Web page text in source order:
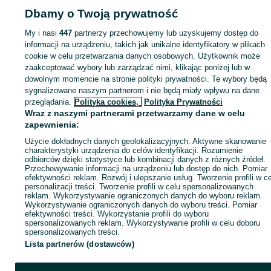
Strona główna Motoryzacja Opony i Felgi Opony
KATEGORIA
ID:1076443610 Wyświetlenia:
Zadzwoń / SMS Wyślij wiadomość
Dbamy o Twoją prywatność
My i nasi447 partnerzy przechowujemy lub uzyskujemy dostęp do
informacji na urządzeniu, takich jak unikalne identyfikatory w plikach
cookie w celu przetwarzania danych osobowych. Użytkownik może
zaakceptować wybory lub zarządzać nimi, klikając poniżej lub w
dowolnym momencie na stronie polityki prywatności. Te wybory będą
sygnalizowane naszym partnerom i nie będą miały wpływu na dane
przeglądania. Polityka cookies, Polityka Prywatności
Wraz z naszymi partnerami przetwarzamy dane w celu
zapewnienia:
Użycie dokładnych danych geolokalizacyjnych. Aktywne skanowanie
charakterystyki urządzenia do celów identyfikacji. Rozumienie
odbiorców dzięki statystyce lub kombinacji danych z różnych źródeł.
Przechowywanie informacji na urządzeniu lub dostęp do nich. Pomiar
efektywności reklam. Rozwój i ulepszanie usług. Tworzenie profili w
personalizacji treści. Tworzenie profili w celu spersonalizowanych
reklam. Wykorzystywanie ograniczonych danych do wyboru reklam.
Wykorzystywanie ograniczonych danych do wyboru treści. Pomiar
efektywności treści. Wykorzystanie profili do wyboru
spersonalizowanych reklam. Wykorzystywanie profili w celu doboru
spersonalizowanych treści.
Lista partnerów (dostawców)